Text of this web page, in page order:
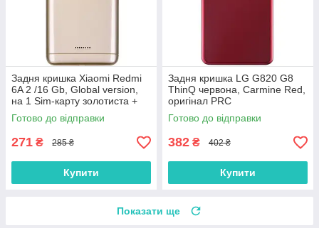
Задня кришка Xiaomi Redmi
6A 2 /16 Gb, Global version,
на 1 Sim-карту золотиста +
скло камери
Готово до відправки
271 ₴ 285 ₴
Купити
Задня кришка LG G820 G8
ThinQ червона, Carmine Red,
оригінал PRC
Готово до відправки
382 ₴ 402 ₴
Купити
Показати ще